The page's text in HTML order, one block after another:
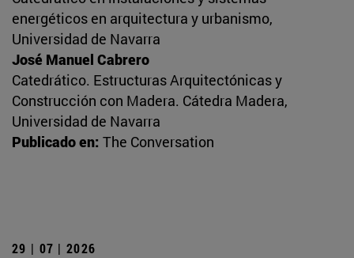
energéticos en arquitectura y urbanismo,
Universidad de Navarra
José Manuel Cabrero
Catedrático. Estructuras Arquitectónicas y
Construcción con Madera. Cátedra Madera,
Universidad de Navarra
Publicado en: The Conversation
29 | 07 | 2026